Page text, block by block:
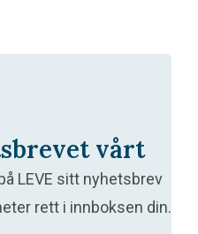
vårt
LEVE sitt nyhetsbrev
rett i innboksen din.